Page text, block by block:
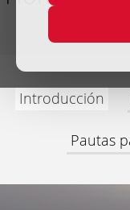
Año
Introducción
Pautas